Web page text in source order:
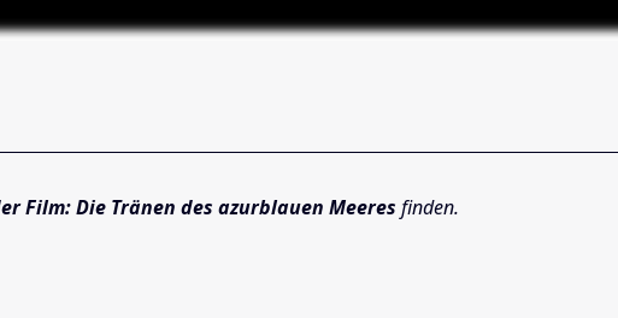
Film: Die Tränen des azurblauen Meeres finden.